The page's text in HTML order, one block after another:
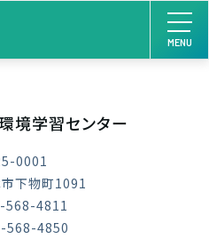
MENU
境学習センター
0001
下物町1091
4811
568-4850